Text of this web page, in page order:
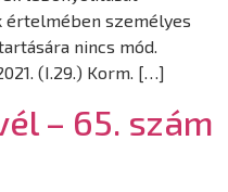
értelmében személyes
nincs mód.
(I.29.) Korm. […]
– 65. szám